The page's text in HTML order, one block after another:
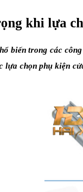
khi lựa
biến trong các
lựa chọn phụ kiện